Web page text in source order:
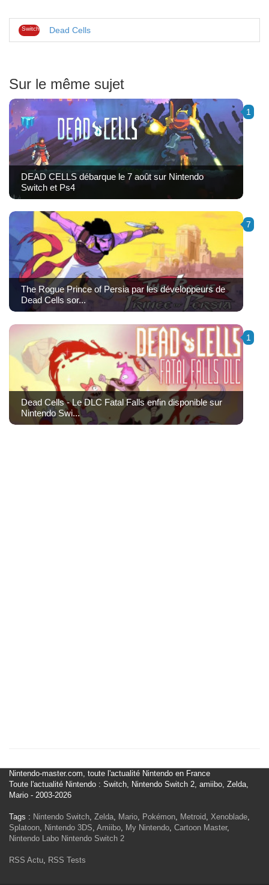
Switch Dead Cells
Sur le même sujet
1
DEAD CELLS débarque le 7 août sur Nintendo
Switch et Ps4
7
The Rogue Prince of Persia par les développeurs de
Dead Cells sor...
1
Dead Cells - Le DLC Fatal Falls enfin disponible sur
Nintendo Swi...
Nintendo-master.com, toute l'actualité Nintendo en France
Toute l'actualité Nintendo : Switch, Nintendo Switch 2, amiibo, Zelda,
Mario - 2003-2026
Tags : Nintendo Switch, Zelda, Mario, Pokémon, Metroid, Xenoblade,
Splatoon, Nintendo 3DS, Amiibo, My Nintendo, Cartoon Master,
Nintendo Labo Nintendo Switch 2
RSS Actu, RSS Tests